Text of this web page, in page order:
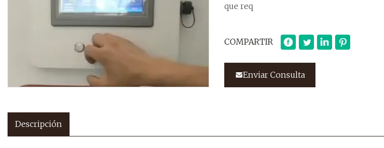
que req
COMPARTIR
Enviar Consulta
Descripción